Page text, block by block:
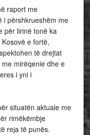
raport me
i përshkrueshëm me
për lirinë tonë ka
e fortë,
të drejtat
mirëqenie dhe e
i yni i
situatën aktuale me
rimëkëmbje
reja të punës.